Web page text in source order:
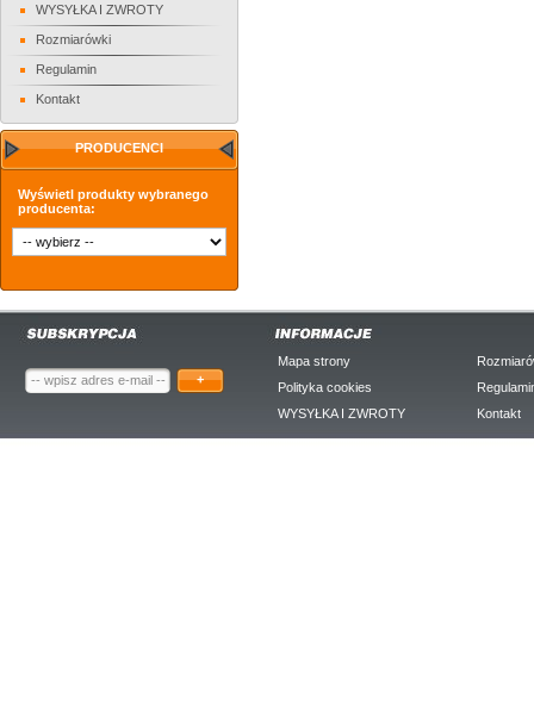
WYSYŁKA I ZWROTY
Rozmiarówki
Regulamin
Kontakt
PRODUCENCI
Wyświetl produkty wybranego
producenta:
+
Mapa strony
Polityka cookies
WYSYŁKA I ZWROTY
Kontakt